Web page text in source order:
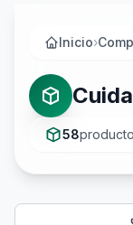
Inicio›
58